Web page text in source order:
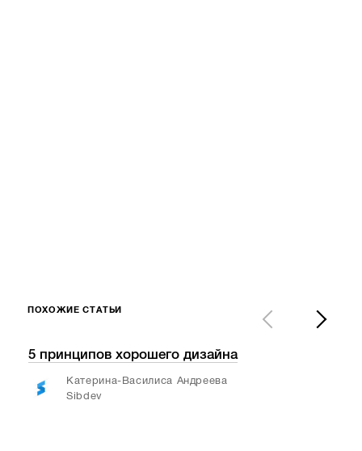
ПОХОЖИЕ СТАТЬИ
5 принципов хорошего дизайна
Катерина-Василиса Андреева
Sibdev